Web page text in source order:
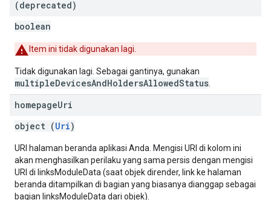
(deprecated)
boolean
Item ini tidak digunakan lagi.
Tidak digunakan lagi. Sebagai gantinya, gunakan
multipleDevicesAndHoldersAllowedStatus
homepageUri
object (Uri)
URI halaman beranda aplikasi Anda. Mengisi URI di kolom ini
akan menghasilkan perilaku yang sama persis dengan mengisi
URI di linksModuleData (saat objek dirender, link ke halaman
beranda ditampilkan di bagian yang biasanya dianggap sebagai
bagian linksModuleData dari objek).